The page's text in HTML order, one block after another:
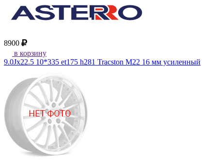
8900
в корзину
9.0Jx22.5 10*335 et175 h281 Tracston M22 16 мм усиленный